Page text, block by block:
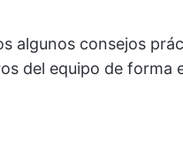
algunos consejos
del equipo de